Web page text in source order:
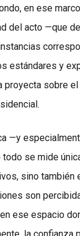
en ese
del acto —que
estándares y
proyecta sobre
—y
se mide
sino también
son
ese espacio
la confianza